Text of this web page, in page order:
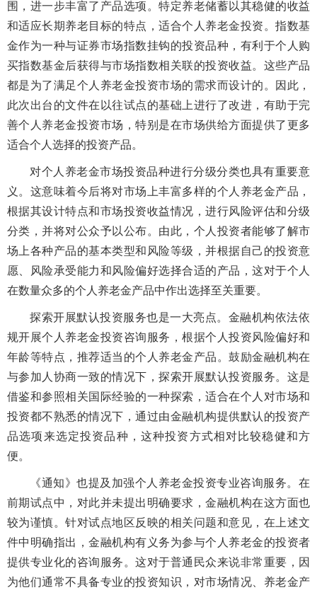
围，进一步丰富了产品选项。特定养老储蓄以其稳健的收益
和适应长期养老目标的特点，适合个人养老金投资。指数基
金作为一种与证券市场指数挂钩的投资品种，有利于个人购
买指数基金后获得与市场指数相关联的投资收益。这些产品
都是为了满足个人养老金投资市场的需求而设计的。因此，
此次出台的文件在以往试点的基础上进行了改进，有助于完
善个人养老金投资市场，特别是在市场供给方面提供了更多
适合个人选择的投资产品。
对个人养老金市场投资品种进行分级分类也具有重要意
义。这意味着今后将对市场上丰富多样的个人养老金产品，
根据其设计特点和市场投资收益情况，进行风险评估和分级
分类，并将对公众予以公布。由此，个人投资者能够了解市
场上各种产品的基本类型和风险等级，并根据自己的投资意
愿、风险承受能力和风险偏好选择合适的产品，这对于个人
在数量众多的个人养老金产品中作出选择至关重要。
探索开展默认投资服务也是一大亮点。金融机构依法依
规开展个人养老金投资咨询服务，根据个人投资风险偏好和
年龄等特点，推荐适当的个人养老金产品。鼓励金融机构在
与参加人协商一致的情况下，探索开展默认投资服务。这是
借鉴和参照相关国际经验的一种探索，适合在个人对市场和
投资都不熟悉的情况下，通过由金融机构提供默认的投资产
品选项来选定投资品种，这种投资方式相对比较稳健和方
便。
《通知》也提及加强个人养老金投资专业咨询服务。在
前期试点中，对此并未提出明确要求，金融机构在这方面也
较为谨慎。针对试点地区反映的相关问题和意见，在上述文
件中明确指出，金融机构有义务为参与个人养老金的投资者
提供专业化的咨询服务。这对于普通民众来说非常重要，因
为他们通常不具备专业的投资知识，对市场情况、养老金产